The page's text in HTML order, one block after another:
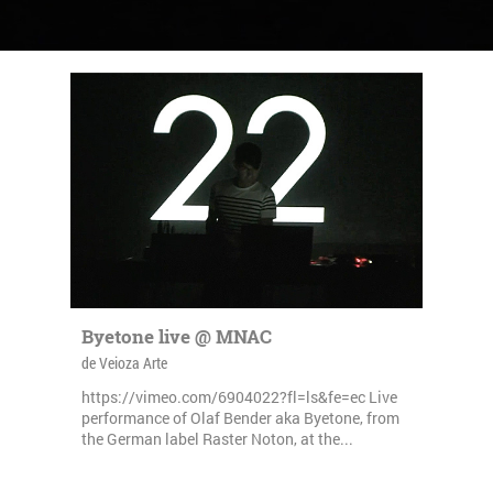
Byetone live @ MNAC
de Veioza Arte
https://vimeo.com/6904022?fl=ls&fe=ec Live
performance of Olaf Bender aka Byetone, from
the German label Raster Noton, at the...